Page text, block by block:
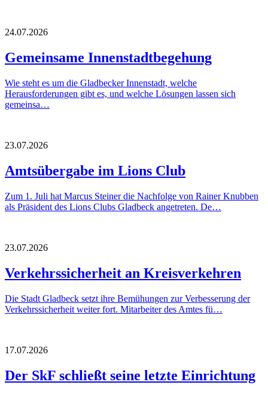
24.07.2026
Gemeinsame Innenstadtbegehung
Wie steht es um die Gladbecker Innenstadt, welche
Herausforderungen gibt es, und welche Lösungen lassen sich
gemeinsa…
23.07.2026
Amtsübergabe im Lions Club
Zum 1. Juli hat Marcus Steiner die Nachfolge von Rainer Knubben
als Präsident des Lions Clubs Gladbeck angetreten. De…
23.07.2026
Verkehrssicherheit an Kreisverkehren
Die Stadt Gladbeck setzt ihre Bemühungen zur Verbesserung der
Verkehrssicherheit weiter fort. Mitarbeiter des Amtes fü…
17.07.2026
Der SkF schließt seine letzte Einrichtung